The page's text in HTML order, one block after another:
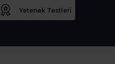
Yetenek Testleri